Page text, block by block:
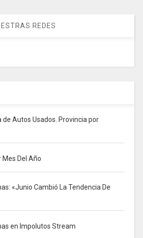
REDES
de Autos Usados. Provincia por
Mes Del Año
«Junio Cambió La Tendencia De
en Impolutos Stream